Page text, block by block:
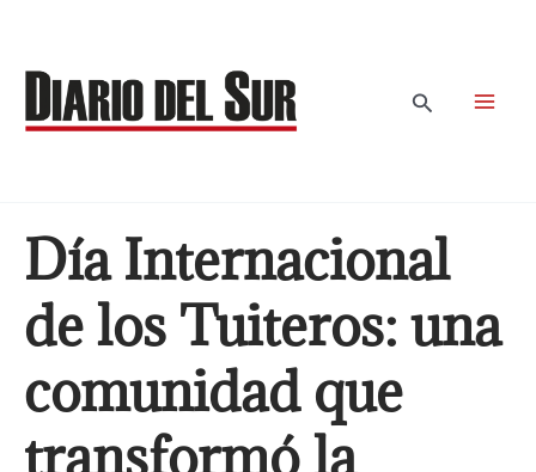
contenido
Buscar
Día Internacional
de los Tuiteros: una
comunidad que
transformó la